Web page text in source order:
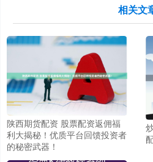
相关文
陕西期货配资 股票配资返佣福
利大揭秘！优质平台回馈投资者
的秘密武器！